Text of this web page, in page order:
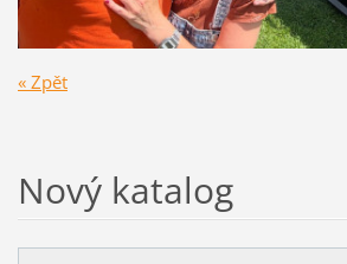
« Zpět
Nový katalog